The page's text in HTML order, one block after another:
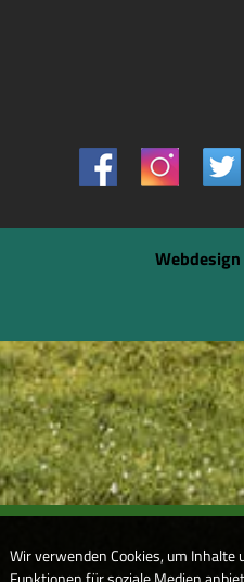
Webdesign
Wir verwenden Cookies, um Inhalte